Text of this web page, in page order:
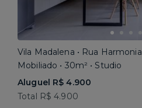
Vila Madalena • Rua Harmonia
Mobiliado • 30m² • Studio
Aluguel R$ 4.900
Total R$ 4.900